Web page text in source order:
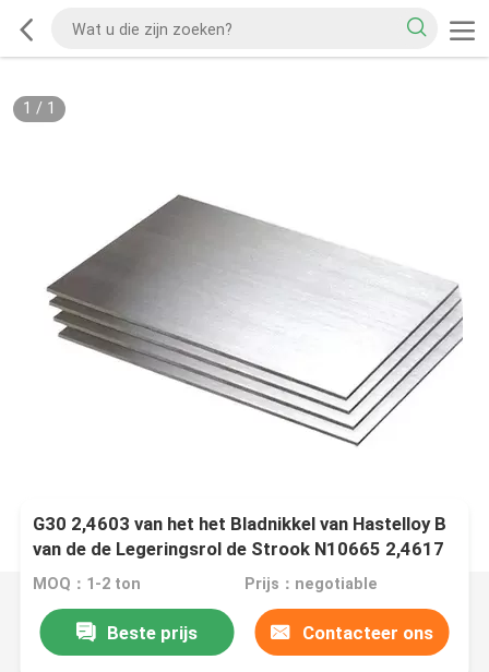
1 / 1
G30 2,4603 van het het Bladnikkel van Hastelloy B
van de de Legeringsrol de Strook N10665 2,4617
MOQ：1-2 ton Prijs：negotiable
Beste prijs Contacteer ons